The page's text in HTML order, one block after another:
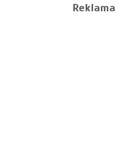
Reklama